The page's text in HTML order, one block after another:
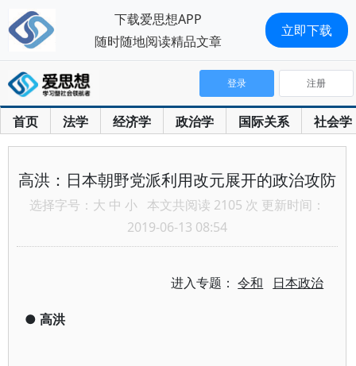
首页 法学 经济学 政治学 国际关系 社会学
登录 注册
高洪：日本朝野党派利用改元展开的政治攻防
选择字号： 大 中 小 本文共阅读 2105 次 更新时间：
2019-06-13 08:54
进入专题：令和 日本政治
● 高洪
下载爱思想APP
随时随地阅读精品文章
立即下载